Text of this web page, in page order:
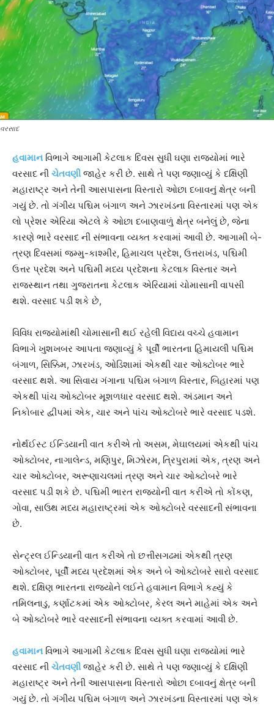
વરસાદ
હવામાનવિભાગે આગામી કેટલાક દિવસ સુધી ઘણા રાજ્યોમાં ભારે
વરસાદ ની ચેતવણીજાહેર કરી છે. સાથે તે પણ જણાવ્યું કે દક્ષિણી
મહારાષ્ટ્ર અને તેની આસપાસના વિસ્તારો ઓછા દબાવનું ક્ષેત્ર બની
ગયું છે. તો ગંગીય પશ્ચિમ બંગાળ અને ઝારખંડના વિસ્તારમાં પણ એક
લો પ્રેશર એરિયા એટલે કે ઓછા દબાણવાળું ક્ષેત્ર બનેલું છે, જેના
કારણે ભારે વરસાદ ની સંભાવના વ્યક્ત કરવામાં આવી છે. આગામી બે-
ત્રણ દિવસમાં જમ્મુ-કાશ્મીર, હિમાચલ પ્રદેશ, ઉત્તરાખંડ, પશ્ચિમી
ઉત્તર પ્રદેશ અને પશ્ચિમી મધ્ય પ્રદેશના કેટલાક વિસ્તાર અને
રાજસ્થાન તથા ગુજરાતના કેટલાક એરિયામાં ચોમાસાની વાપસી
થશે. વરસાદ પડી શકે છે,
વિવિધ રાજ્યોમાંથી ચોમાસાની થઈ રહેલી વિદાય વચ્ચે હવામાન
વિભાગે ખુશખબર આપતા જણાવ્યું કે પૂર્વી ભારતના હિમાયલી પશ્ચિમ
બંગાળ, સિક્કિમ, ઝારખંડ, ઓડિશામાં એકથી ચાર ઓક્ટોબર ભારે
વરસાદ થશે. આ સિવાય ગંગાના પશ્ચિમ બંગાળ વિસ્તાર, બિહારમાં પણ
એકથી પાંચ ઓક્ટોબર મૂશળધાર વરસાદ થશે. અંડમાન અને
નિકોબાર દ્વીપમાં એક, ચાર અને પાંચ ઓક્ટોબરે ભારે વરસાદ પડશે.
નોર્થઈસ્ટ ઈન્ડિયાની વાત કરીએ તો અસમ, મેઘાલયમાં એકથી પાંચ
ઓક્ટોબર, નાગાલેન્ડ, મણિપુર, મિઝોરમ, ત્રિપુરામાં એક, ત્રણ અને
ચાર ઓક્ટોબર, અરૂણાચલમાં ત્રણ અને ચાર ઓક્ટોબરે ભારે
વરસાદ પડી શકે છે. પશ્ચિમી ભારત રાજ્યોની વાત કરીએ તો કોંકણ,
ગોવા, સાઉથ મધ્ય મહારાષ્ટ્રમાં એક ઓક્ટોબરે વરસાદની સંભાવના
છે.
સેન્ટ્રલ ઈન્ડિયાની વાત કરીએ તો છત્તીસગઢમાં એકથી ત્રણ
ઓક્ટોબર, પૂર્વી મધ્ય પ્રદેશમાં એક અને બે ઓક્ટોબરે સારો વરસાદ
થશે. દક્ષિણ ભારતના રાજ્યોને લઈને હવામાન વિભાગે કહ્યું કે
તમિલનાડુ, કર્ણાટકમાં એક ઓક્ટોબર, કેરલ અને માહેમાં એક અને
બે ઓક્ટોબરે ભારે વરસાદની સંભાવના વ્યક્ત કરવામાં આવી છે.
હવામાનવિભાગે આગામી કેટલાક દિવસ સુધી ઘણા રાજ્યોમાં ભારે
વરસાદ ની ચેતવણીજાહેર કરી છે. સાથે તે પણ જણાવ્યું કે દક્ષિણી
મહારાષ્ટ્ર અને તેની આસપાસના વિસ્તારો ઓછા દબાવનું ક્ષેત્ર બની
ગયું છે. તો ગંગીય પશ્ચિમ બંગાળ અને ઝારખંડના વિસ્તારમાં પણ એક